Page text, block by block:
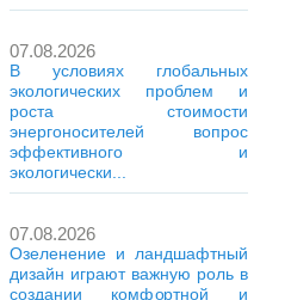
07.08.2026
В условиях глобальных
экологических проблем и
роста стоимости
энергоносителей вопрос
эффективного и
экологически...
07.08.2026
Озеленение и ландшафтный
дизайн играют важную роль в
создании комфортной и